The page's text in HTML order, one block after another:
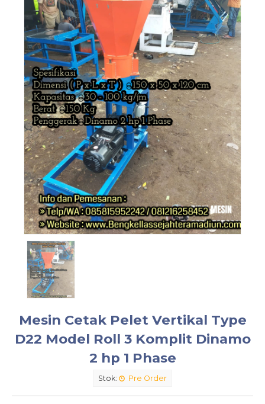
Mesin Cetak Pelet Vertikal Type
D22 Model Roll 3 Komplit Dinamo
2 hp 1 Phase
Stok: Pre Order